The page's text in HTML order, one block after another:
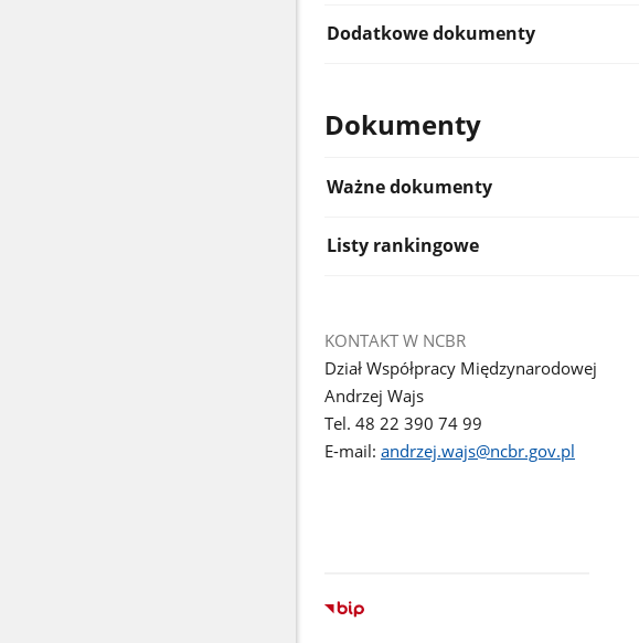
Dodatkowe dokumenty
Dokumenty
Ważne dokumenty
Listy rankingowe
KONTAKT W NCBR
Dział Współpracy Międzynarodowej
Andrzej Wajs
Tel. 48 22 390 74 99
E-mail: andrzej.wajs@ncbr.gov.pl